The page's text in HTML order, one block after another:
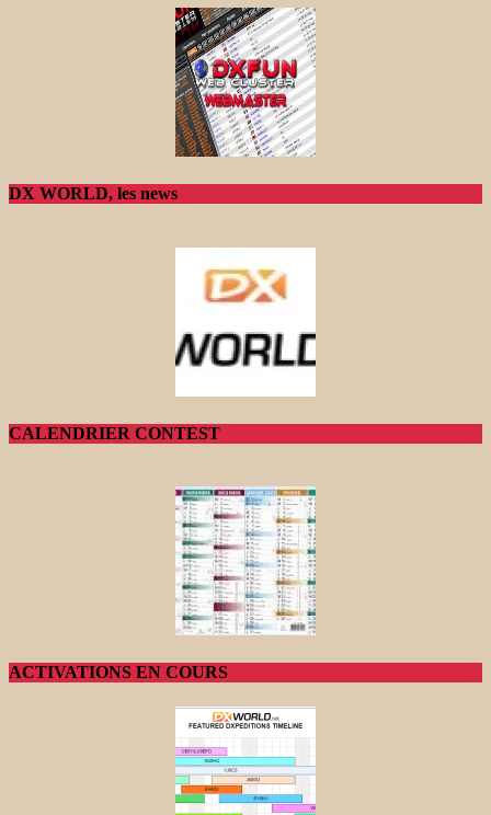
DX WORLD, les news
CALENDRIER CONTEST
ACTIVATIONS EN COURS